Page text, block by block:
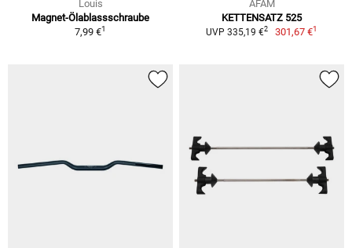
Louis
Magnet-Ölablassschraube
7,99 €1
AFAM
KETTENSATZ 525
UVP 335,19 €2 301,67 €1